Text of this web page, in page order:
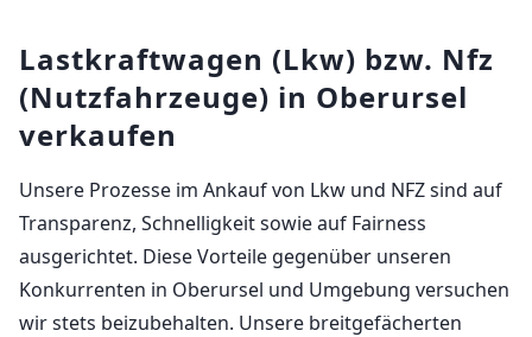
Lastkraftwagen (Lkw) bzw. Nfz
(Nutzfahrzeuge) in Oberursel
verkaufen
Unsere Prozesse im Ankauf von Lkw und NFZ sind auf
Transparenz, Schnelligkeit sowie auf Fairness
ausgerichtet. Diese Vorteile gegenüber unseren
Konkurrenten in Oberursel und Umgebung versuchen
wir stets beizubehalten. Unsere breitgefächerten